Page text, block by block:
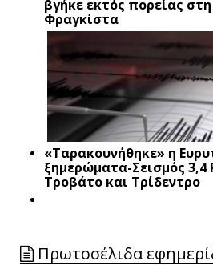
βγήκε εκτός πορείας
Φραγκίστα
«Ταρακουνήθηκε» η
ξημερώματα-Σεισμός 3,4
Τροβάτο και Τρίδεντρο
Πρωτοσέλιδα